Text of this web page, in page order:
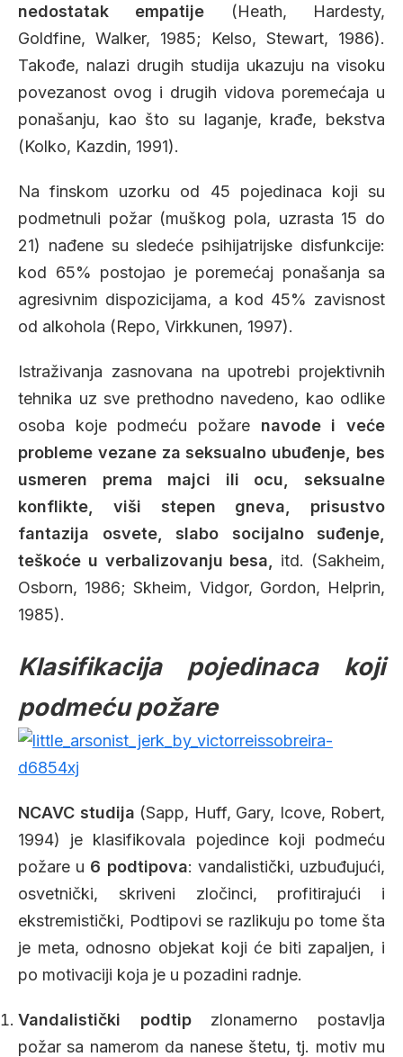
nedostatak empatije (Heath, Hardesty,
Goldfine, Walker, 1985; Kelso, Stewart, 1986).
Takođe, nalazi drugih studija ukazuju na visoku
povezanost ovog i drugih vidova poremećaja u
ponašanju, kao što su laganje, krađe, bekstva
(Kolko, Kazdin, 1991).
Na finskom uzorku od 45 pojedinaca koji su
podmetnuli požar (muškog pola, uzrasta 15 do
21) nađene su sledeće psihijatrijske disfunkcije:
kod 65% postojao je poremećaj ponašanja sa
agresivnim dispozicijama, a kod 45% zavisnost
od alkohola (Repo, Virkkunen, 1997).
Istraživanja zasnovana na upotrebi projektivnih
tehnika uz sve prethodno navedeno, kao odlike
osoba koje podmeću požare navode i veće
probleme vezane za seksualno ubuđenje, bes
usmeren prema majci ili ocu, seksualne
konflikte, viši stepen gneva, prisustvo
fantazija osvete, slabo socijalno suđenje,
teškoće u verbalizovanju besa,
itd. (Sakheim,
Osborn, 1986; Skheim, Vidgor, Gordon, Helprin,
1985).
Klasifikacija pojedinaca koji
podmeću požare
NCAVC studija (Sapp, Huff, Gary, Icove, Robert,
1994) je klasifikovala pojedince koji podmeću
požare u 6 podtipova: vandalistički, uzbuđujući,
osvetnički, skriveni zločinci, profitirajući i
ekstremistički, Podtipovi se razlikuju po tome šta
je meta, odnosno objekat koji će biti zapaljen, i
po motivaciji koja je u pozadini radnje.
Vandalistički podtipzlonamerno postavlja
požar sa namerom da nanese štetu, tj. motiv mu